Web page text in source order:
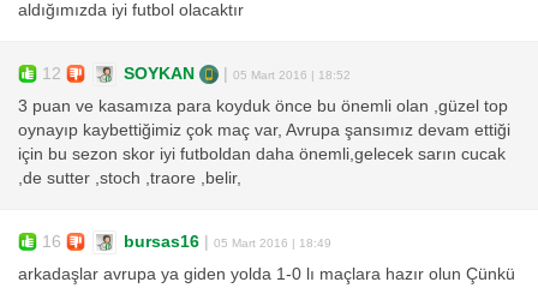
aldığımızda iyi futbol olacaktır
12 SOYKAN 05 Mart 2016 | 18:52
3 puan ve kasamıza para koyduk önce bu önemli olan ,güzel top
oynayıp kaybettiğimiz çok maç var, Avrupa şansımız devam ettiği
için bu sezon skor iyi futboldan daha önemli,gelecek sarın cucak
,de sutter ,stoch ,traore ,belir,
16 bursas16 05 Mart 2016 | 18:49
arkadaşlar avrupa ya giden yolda 1-0 lı maçlara hazır olun Çünkü